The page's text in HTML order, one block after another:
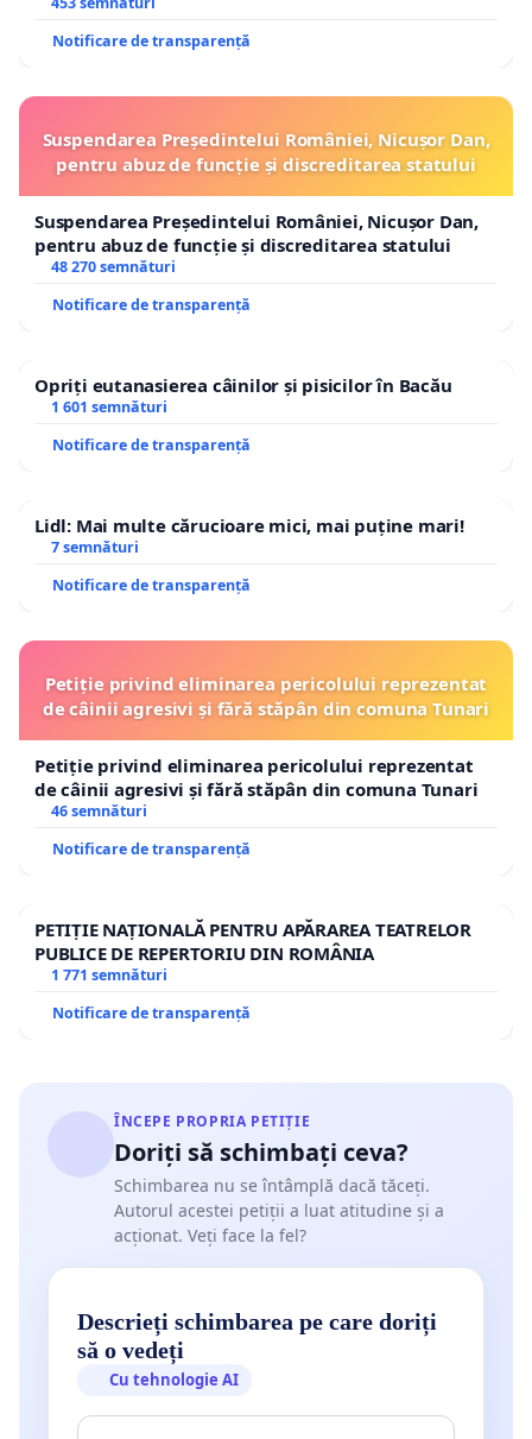
Notificare de transparență
Suspendarea Președintelui României, Nicușor Dan,
pentru abuz de funcție și discreditarea statului
Suspendarea Președintelui României, Nicușor Dan,
pentru abuz de funcție și discreditarea statului
48 270 semnături
Notificare de transparență
Opriți eutanasierea câinilor și pisicilor în Bacău
1 601 semnături
Notificare de transparență
Lidl: Mai multe cărucioare mici, mai puține mari!
7 semnături
Notificare de transparență
Petiție privind eliminarea pericolului reprezentat
de câinii agresivi și fără stăpân din comuna Tunari
Petiție privind eliminarea pericolului reprezentat
de câinii agresivi și fără stăpân din comuna Tunari
46 semnături
Notificare de transparență
PETIȚIE NAȚIONALĂ PENTRU APĂRAREA TEATRELOR
PUBLICE DE REPERTORIU DIN ROMÂNIA
1 771 semnături
Notificare de transparență
ÎNCEPE PROPRIA PETIȚIE
Doriți să schimbați ceva?
Schimbarea nu se întâmplă dacă tăceți.
Autorul acestei petiții a luat atitudine și a
acționat. Veți face la fel?
Descrieți schimbarea pe care doriți
să o vedeți
Cu tehnologie AI